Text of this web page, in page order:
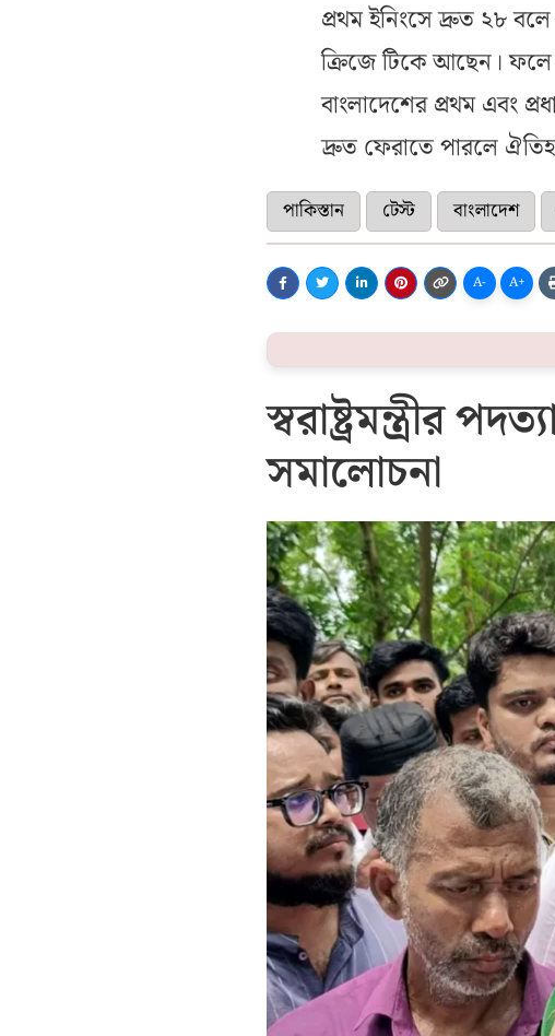
প্রথম ইনিংসে দ্রুত ২৮
ক্রিজে টিকে আছেন।
বাংলাদেশের প্রথম এবং
দ্রুত ফেরাতে পারলে
পাকিস্তান টেস্ট বাংলাদেশ
A- A+
স্বরাষ্ট্রমন্ত্রীর
সমালোচনা